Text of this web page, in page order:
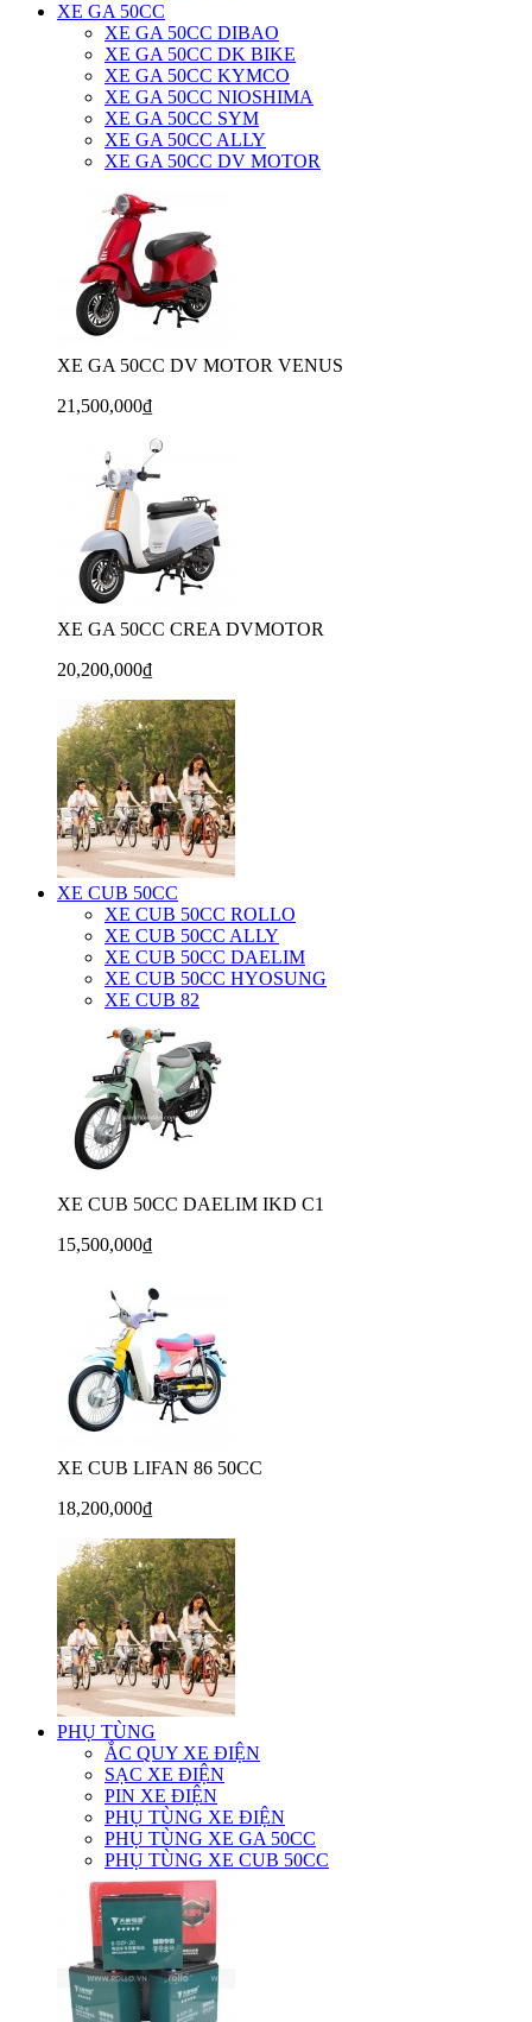
XE GA 50CC
XE GA 50CC DIBAO
XE GA 50CC DK BIKE
XE GA 50CC KYMCO
XE GA 50CC NIOSHIMA
XE GA 50CC SYM
XE GA 50CC ALLY
XE GA 50CC DV MOTOR
XE GA 50CC DV MOTOR VENUS
21,500,000₫
XE GA 50CC CREA DVMOTOR
20,200,000₫
XE CUB 50CC
XE CUB 50CC ROLLO
XE CUB 50CC ALLY
XE CUB 50CC DAELIM
XE CUB 50CC HYOSUNG
XE CUB 82
XE CUB 50CC DAELIM IKD C1
15,500,000₫
XE CUB LIFAN 86 50CC
18,200,000₫
PHỤ TÙNG
ẮC QUY XE ĐIỆN
SẠC XE ĐIỆN
PIN XE ĐIỆN
PHỤ TÙNG XE ĐIỆN
PHỤ TÙNG XE GA 50CC
PHỤ TÙNG XE CUB 50CC